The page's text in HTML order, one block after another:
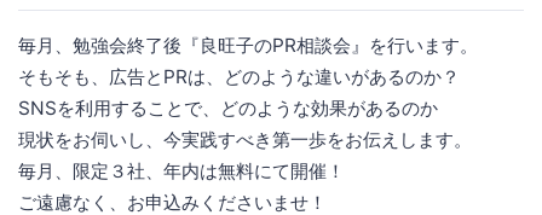
毎月、勉強会終了後『良旺子のPR相談会』を行います。
そもそも、広告とPRは、どのような違いがあるのか？
SNSを利用することで、どのような効果があるのか
現状をお伺いし、今実践すべき第一歩をお伝えします。
毎月、限定３社、年内は無料にて開催！
ご遠慮なく、お申込みくださいませ！